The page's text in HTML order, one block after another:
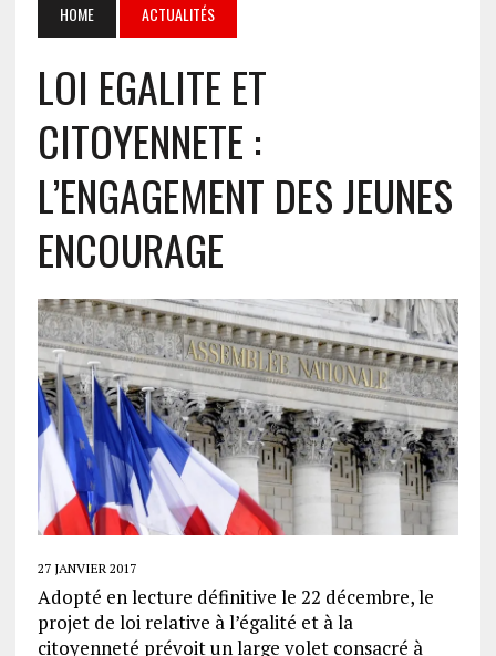
HOME ACTUALITÉS
LOI EGALITE ET
CITOYENNETE :
L’ENGAGEMENT DES JEUNES
ENCOURAGE
27 JANVIER 2017
Adopté en lecture définitive le 22 décembre, le
projet de loi relative à l’égalité et à la
citoyenneté prévoit un large volet consacré à